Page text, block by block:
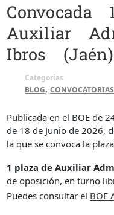
Auxiliar
Ibros
Categorías
BLOG,
Publicada en el BOE de
de 18 de Junio de 2026,
la que se convoca la
1 plaza de Auxiliar
de oposición, en turno
Puedes consultar el BOE